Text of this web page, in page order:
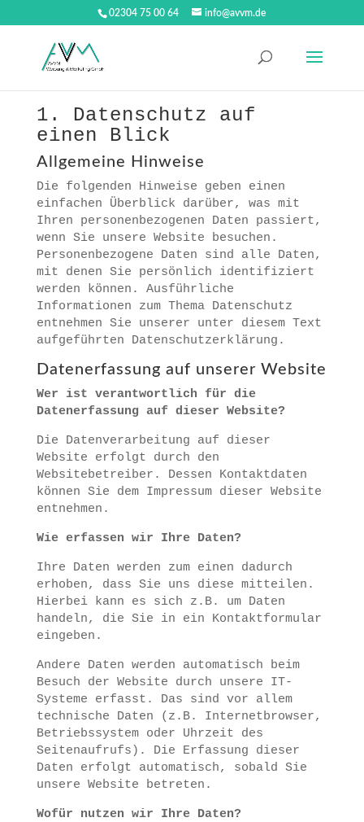
02304 75 00 64 info@avvm.de
1. Datenschutz auf
einen Blick
Allgemeine Hinweise
Die folgenden Hinweise geben einen
einfachen Überblick darüber, was mit
Ihren personenbezogenen Daten passiert,
wenn Sie unsere Website besuchen.
Personenbezogene Daten sind alle Daten,
mit denen Sie persönlich identifiziert
werden können. Ausführliche
Informationen zum Thema Datenschutz
entnehmen Sie unserer unter diesem Text
aufgeführten Datenschutzerklärung.
Datenerfassung auf unserer Website
Wer ist verantwortlich für die
Datenerfassung auf dieser Website?
Die Datenverarbeitung auf dieser
Website erfolgt durch den
Websitebetreiber. Dessen Kontaktdaten
können Sie dem Impressum dieser Website
entnehmen.
Wie erfassen wir Ihre Daten?
Ihre Daten werden zum einen dadurch
erhoben, dass Sie uns diese mitteilen.
Hierbei kann es sich z.B. um Daten
handeln, die Sie in ein Kontaktformular
eingeben.
Andere Daten werden automatisch beim
Besuch der Website durch unsere IT-
Systeme erfasst. Das sind vor allem
technische Daten (z.B. Internetbrowser,
Betriebssystem oder Uhrzeit des
Seitenaufrufs). Die Erfassung dieser
Daten erfolgt automatisch, sobald Sie
unsere Website betreten.
Wofür nutzen wir Ihre Daten?